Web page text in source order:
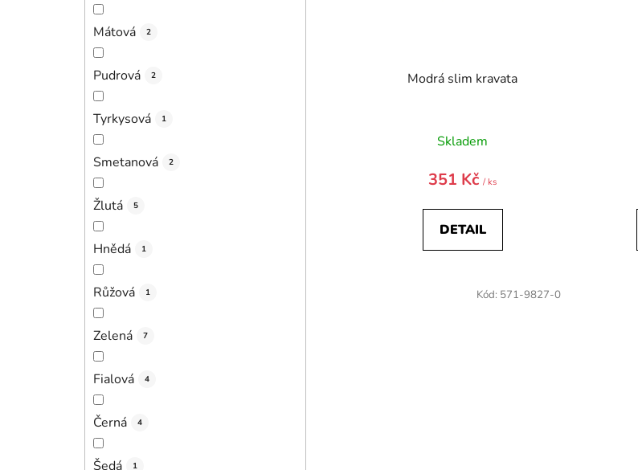
Mátová 2
Pudrová 2
Tyrkysová 1
Smetanová 2
Žlutá 5
Hnědá 1
Růžová 1
Zelená 7
Fialová 4
Černá 4
Šedá 1
Modrá slim kravata
Skladem
351 Kč/ ks
DETAIL
Kód: 571-9827-0